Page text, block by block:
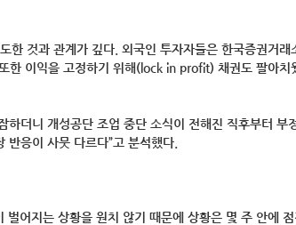
것과 관계가 깊다. 외국인 투자자들은 한국증권거래
한 이익을 고정하기 위해(lock in profit) 채권도 팔아치
더니 개성공단 조업 중단 소식이 전해진 직후부터 부
반응이 사뭇 다르다”고 분석했다.
어지는 상황을 원치 않기 때문에 상황은 몇 주 안에 점